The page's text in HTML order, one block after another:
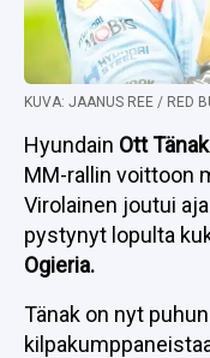
KUVA: JAANUS REE / RED
Hyundain Ott
MM-rallin voittoon
Virolainen joutui
pystynyt lopulta
Ogieria.
Tänak on nyt